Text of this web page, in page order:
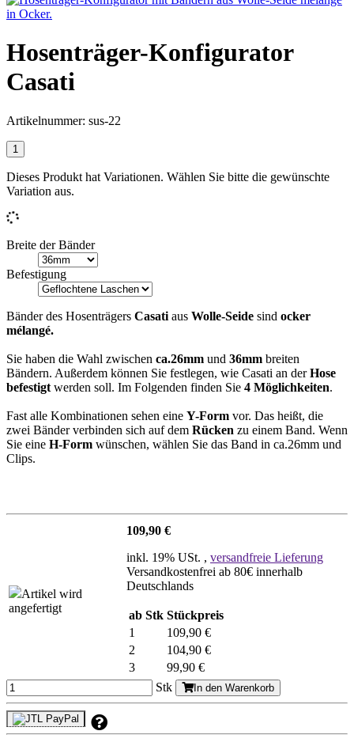
Hosenträger-Konfigurator
Casati
Artikelnummer: sus-22
Dieses Produkt hat Variationen. Wählen Sie bitte die gewünschte
Variation aus.
Breite der Bänder
Befestigung
Bänder des Hosenträgers Casati aus Wolle-Seide sind ocker
mélangé.
Sie haben die Wahl zwischen ca.26mm und 36mm breiten
Bändern. Außerdem können Sie festlegen, wie Casati an derHose
befestigt werden soll. Im Folgenden finden Sie 4 Möglichkeiten.
Fast alle Kombinationen sehen eine Y-Form vor. Das heißt, die
zwei Bänder verbinden sich auf dem Rücken zu einem Band. Wenn
Sie eine H-Form wünschen, wählen Sie das Band in ca.26mm und
Clips.
Artikel wird
angefertigt
109,90 €
inkl. 19% USt. , versandfreie Lieferung
Versandkostenfrei ab 80€ innerhalb
Deutschlands
ab Stk Stückpreis
1
109,90 €
2
104,90 €
3
99,90 €
Stk
In den Warenkorb